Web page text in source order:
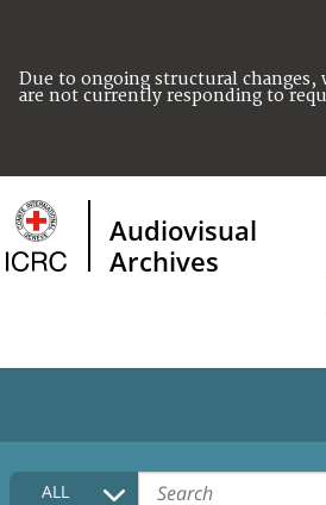
Due to ongoing structural changes,
are not currently responding to
Audiovisual
Archives
HOME
ALL